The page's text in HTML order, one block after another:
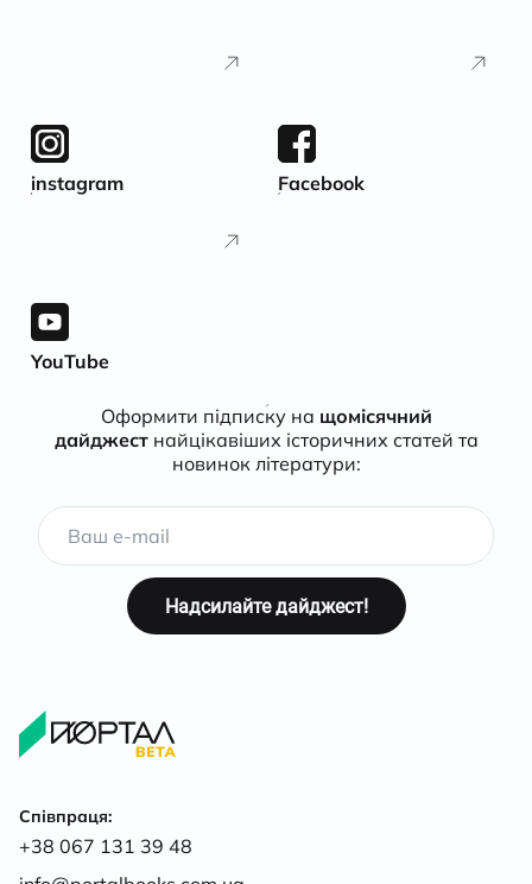
instagram Facebook
YouTube
Оформити підписку на щомісячний
дайджестнайцікавіших історичних статей та
новинок літератури:
Співпраця:
+38 067 131 39 48